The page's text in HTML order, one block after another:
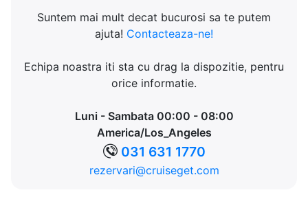
Suntem mai mult decat bucurosi sa te putem
ajuta! Contacteaza-ne!
Echipa noastra iti sta cu drag la dispozitie, pentru
orice informatie.
Luni - Sambata 00:00 - 08:00
America/Los_Angeles
031 631 1770
rezervari@cruiseget.com